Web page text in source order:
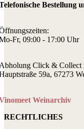
Bestellung
Fr, 09:00 - 17:00 Uhr
Click & Collect
59a, 67273
Weinarchiv
RECHTLICHES